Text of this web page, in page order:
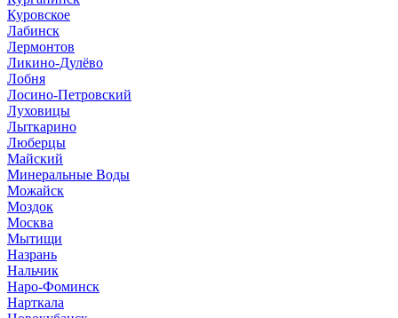
Куровское
Лабинск
Лермонтов
Ликино-Дулёво
Лобня
Лосино-Петровский
Луховицы
Лыткарино
Люберцы
Майский
Минеральные Воды
Можайск
Моздок
Москва
Мытищи
Назрань
Нальчик
Наро-Фоминск
Нарткала